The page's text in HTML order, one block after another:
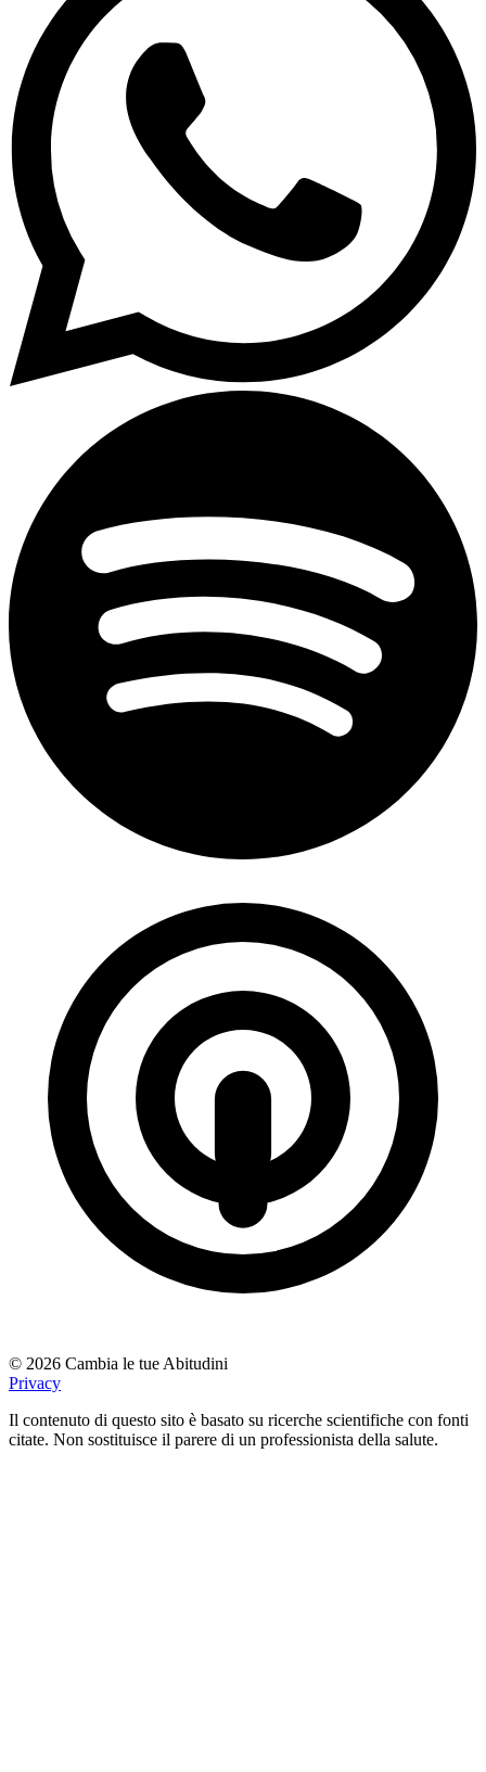
© 2026 Cambia le tue Abitudini
Privacy
Il contenuto di questo sito è basato su ricerche scientifiche con fonti
citate. Non sostituisce il parere di un professionista della salute.